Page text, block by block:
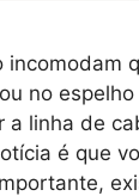
incomodam
no
a linha de
é que